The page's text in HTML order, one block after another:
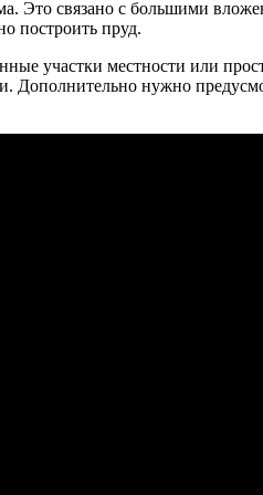
Это связано с большими
построить пруд.
участки местности или
нужно